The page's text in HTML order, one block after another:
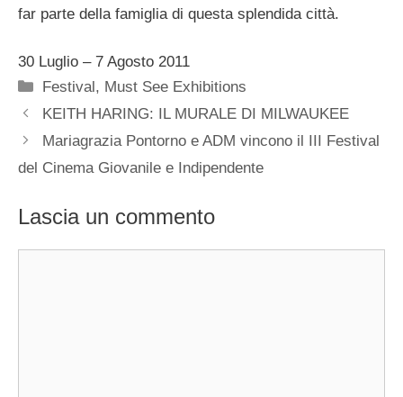
far parte della famiglia di questa splendida città.
30 Luglio – 7 Agosto 2011
Categorie
Festival, Must See Exhibitions
KEITH HARING: IL MURALE DI MILWAUKEE
Mariagrazia Pontorno e ADM vincono il III Festival
del Cinema Giovanile e Indipendente
Lascia un commento